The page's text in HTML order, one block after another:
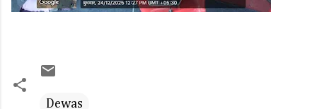
Dewas